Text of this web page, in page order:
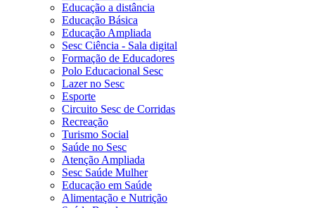
Educação a distância
Educação Básica
Educação Ampliada
Sesc Ciência - Sala digital
Formação de Educadores
Polo Educacional Sesc
Lazer no Sesc
Esporte
Circuito Sesc de Corridas
Recreação
Turismo Social
Saúde no Sesc
Atenção Ampliada
Sesc Saúde Mulher
Educação em Saúde
Alimentação e Nutrição